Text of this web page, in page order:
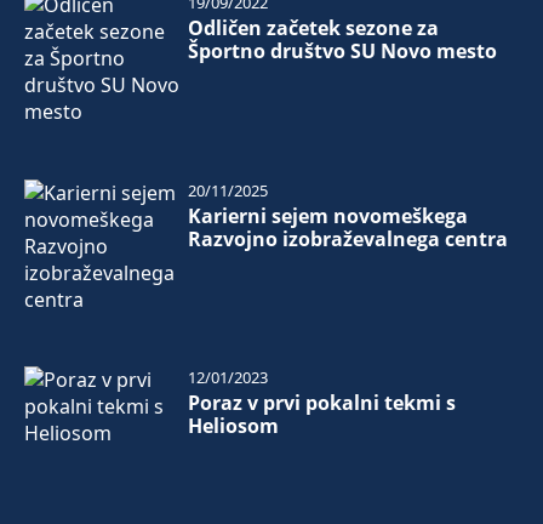
Odličen začetek sezone za
Športno društvo SU Novo mesto
Karierni sejem novomeškega
Razvojno izobraževalnega centra
20/11/2025
Poraz v prvi pokalni tekmi s
Heliosom
12/01/2023